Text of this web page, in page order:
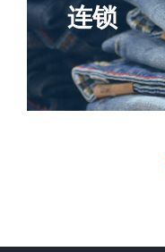
连锁